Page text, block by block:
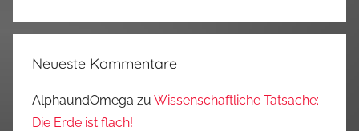
Neueste Kommentare
AlphaundOmega zu Wissenschaftliche Tatsache:
Die Erde ist flach!